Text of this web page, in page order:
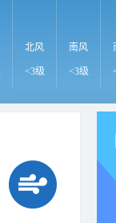
北风
<3级
南风
<3级